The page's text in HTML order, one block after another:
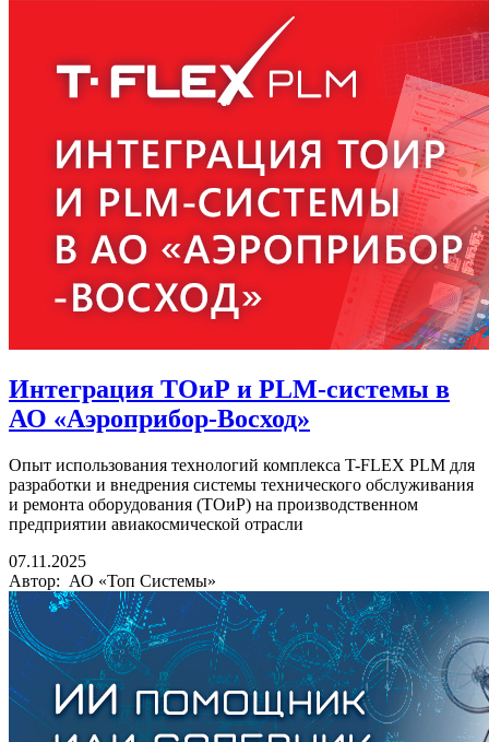
Интеграция ТОиР и PLM-системы в
АО «Аэроприбор-Восход»
Опыт использования технологий комплекса T-FLEX PLM для
разработки и внедрения системы технического обслуживания
и ремонта оборудования (ТОиР) на производственном
предприятии авиакосмической отрасли
07.11.2025
Автор: АО «Топ Системы»